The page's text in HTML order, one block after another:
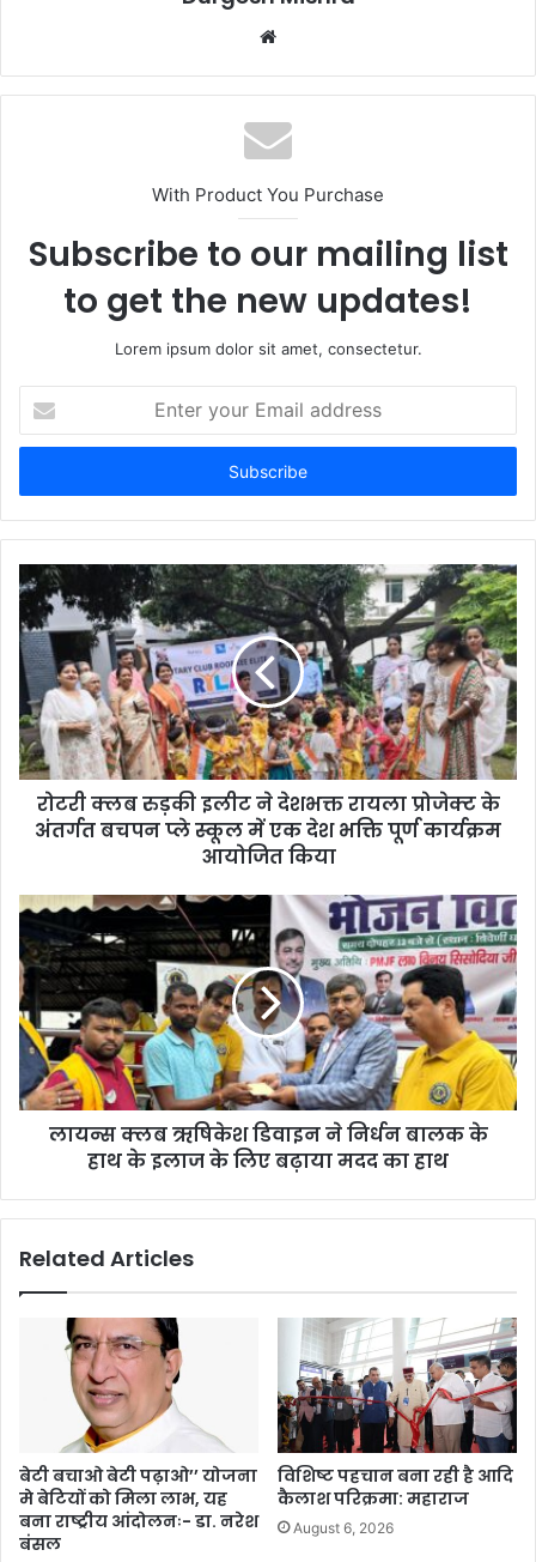
Website
With Product You Purchase
Subscribe to our mailing list
to get the new updates!
Lorem ipsum dolor sit amet, consectetur.
your
Email
रोटरी क्लब रुड़की इलीट ने देशभक्त रायला प्रोजेक्ट के
अंतर्गत बचपन प्ले स्कूल में एक देश भक्ति पूर्ण कार्यक्रम
आयोजित किया
लायन्स क्लब ऋषिकेश डिवाइन ने निर्धन बालक के
हाथ के इलाज के लिए बढ़ाया मदद का हाथ
Related Articles
बेटी बचाओ बेटी पढ़ाओ’’ योजना
मे बेटियों को मिला लाभ, यह
बना राष्ट्रीय आंदोलनः- डा. नरेश
बंसल
विशिष्ट पहचान बना रही है आदि
कैलाश परिक्रमा: महाराज
August 6, 2026